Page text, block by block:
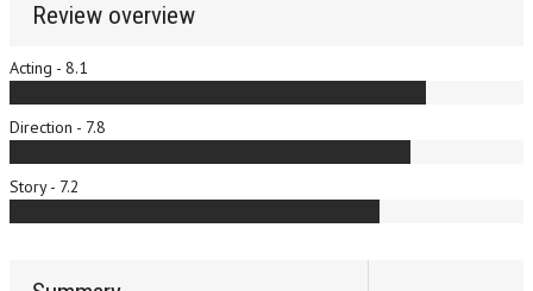
Review overview
Acting - 8.1
Direction - 7.8
Story - 7.2